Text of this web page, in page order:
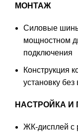
МОНТАЖ
Силовые шины
мощностном
подключения
Конструкция
установку
НАСТРОЙКА И
ЖК-дисплей с